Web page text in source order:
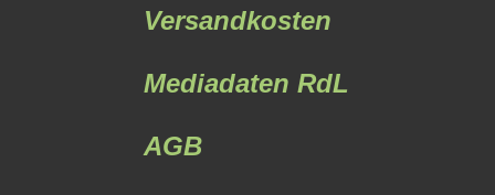
Versandkosten
Mediadaten RdL
AGB